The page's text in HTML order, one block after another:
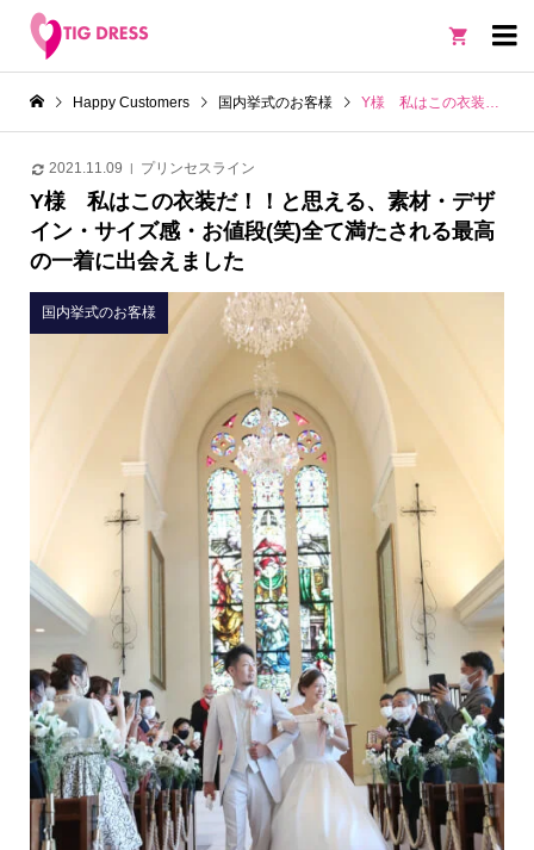

Happy Customers 国内挙式のお客様 Y様 私はこの衣装だ！！と思える、素材・デザイン・サイズ感・お値段(笑)全て満たされる最高の一着に出会えました
2021.11.09 プリンセスライン
Y様 私はこの衣装だ！！と思える、素材・デザ
イン・サイズ感・お値段(笑)全て満たされる最高
の一着に出会えました
国内挙式のお客様